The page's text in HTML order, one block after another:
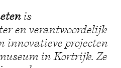
is
en verantwoordelijk
innovatieve projecten
in Kortrijk. Ze